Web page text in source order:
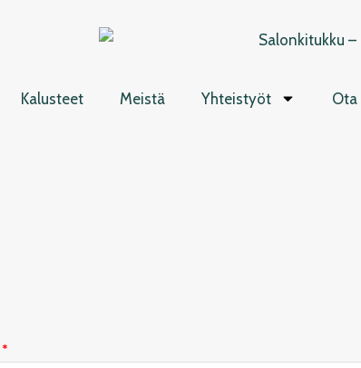
Kalusteet Meistä Yhteistyöt
*